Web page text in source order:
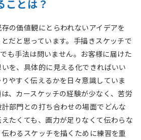
ことは？
の価値観にとらわれないアイデアを
とだと思っています。手描きスケッチで
も手法は問いません。お客様に届けた
を、具体的に見える化できればいい
やすく伝えるかを日々意識していま
、カースケッチの経験が少なく、苦労
部門との打ち合わせの場面でどんな
たくても、画力が足りなくて伝わらな
わるスケッチを描くために練習を重